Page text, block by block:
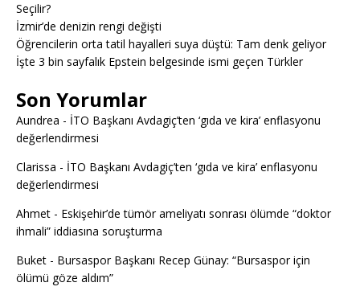
Seçilir?
İzmir’de denizin rengi değişti
Öğrencilerin orta tatil hayalleri suya düştü: Tam denk geliyor
İşte 3 bin sayfalık Epstein belgesinde ismi geçen Türkler
Son Yorumlar
Aundrea - İTO Başkanı Avdagiç’ten ‘gıda ve kira’ enflasyonu
değerlendirmesi
Clarissa - İTO Başkanı Avdagiç’ten ‘gıda ve kira’ enflasyonu
değerlendirmesi
Ahmet - Eskişehir’de tümör ameliyatı sonrası ölümde “doktor
ihmali” iddiasına soruşturma
Buket - Bursaspor Başkanı Recep Günay: “Bursaspor için
ölümü göze aldım”